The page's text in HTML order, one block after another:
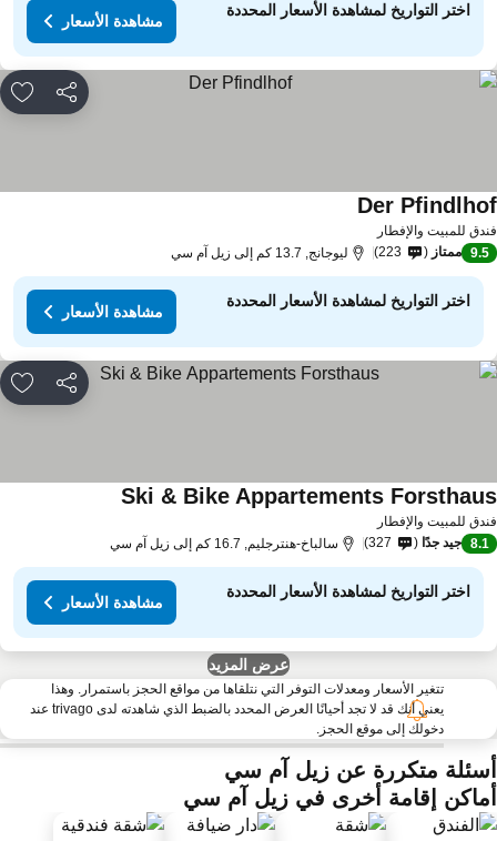
اختر التواريخ لمشاهدة الأسعار المحددة
مشاهدة الأسعار
مشاركة
للمبيت والإفطار
Derمشاهدة الأسعار
9.5 ممتاز 223 ليوجانج, 13.7 كم إلى زيل آم سي
اختر التواريخ لمشاهدة الأسعار المحددة
مشاهدة الأسعار
مشاركة
للمبيت والإفطار
Ski & Bike Appartementsمشاهدة الأسعار
8.1 جيد جدًا 327 سالباخ-هنترجليم, 16.7 كم إلى زيل آم سي
اختر التواريخ لمشاهدة الأسعار المحددة
مشاهدة الأسعار
عرض المزيد
تتغير الأسعار ومعدلات التوفر التي نتلقاها من مواقع الحجز باستمرار. وهذا
يعني أنك قد لا تجد أحيانًا العرض المحدد بالضبط الذي شاهدته لدى trivago عند
دخولك إلى موقع الحجز.
متكررة عن زيل آم سي
إقامة أخرى في زيل آم سي